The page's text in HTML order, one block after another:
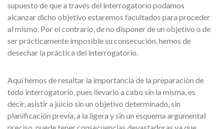
supuesto de que a través del interrogatorio podamos
alcanzar dicho objetivo estaremos facultados para proceder
al mismo. Por el contrario, de no disponer de un objetivo o de
ser prácticamente imposible su consecución, hemos de
desechar la práctica del interrogatorio.
Aquí hemos de resaltar la importancia de la preparación de
todo interrogatorio, pues llevarlo a cabo sin la misma, es
decir, asistir a juicio sin un objetivo determinado, sin
planificación previa, a la ligera y sin un esquema argumental